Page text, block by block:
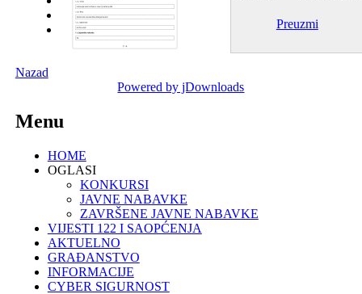
Preuzmi
Nazad
Powered by jDownloads
Menu
HOME
OGLASI
KONKURSI
JAVNE NABAVKE
ZAVRŠENE JAVNE NABAVKE
VIJESTI 122 I SAOPĆENJA
AKTUELNO
GRAĐANSTVO
INFORMACIJE
CYBER SIGURNOST